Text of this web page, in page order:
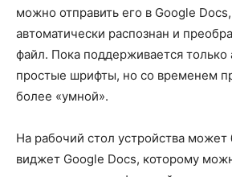
можно отправить его в Google
автоматически распознан и
файл. Пока поддерживается только
простые шрифты, но со временем
более «умной».
На рабочий стол устройства
виджет Google Docs, которому